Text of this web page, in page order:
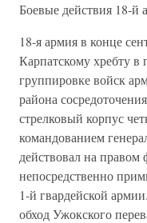
Боевые действия 18-й
18-я армия в конце
Карпатскому хребту
группировке войск
района
стрелковый корпус
командованием
действовал на правом
непосредственно
1-й гвардейской
обход Ужокского